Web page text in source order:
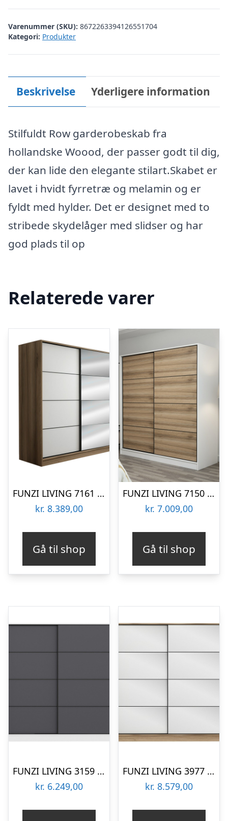
Varenummer (SKU): 8672263394126551704
Kategori: Produkter
Beskrivelse Yderligere information
Stilfuldt Row garderobeskab fra
hollandske Woood, der passer godt til dig,
der kan lide den elegante stilart.Skabet er
lavet i hvidt fyrretræ og melamin og er
fyldt med hylder. Det er designet med to
stribede skydelåger med slidser og har
god plads til op
Relaterede varer
FUNZI LIVING 7161 garderobeskab, spejl, 2 skydelåger, 2 bøjlestænger, 2 skuffer – natur melamin
kr. 8.389,00
Gå til shop
FUNZI LIVING 7150 garderobeskab, 2 skydelåger, 2 bøjlestænger, 2 skuffer – hvid melamin
kr. 7.009,00
Gå til shop
FUNZI LIVING 3159 garderobeskab, 2 skydelåger, 2 bøjlestænger, 2 skuffer – hvid/antracitgrå melamin
kr. 6.249,00
FUNZI LIVING 3977 garderobeskab, spejl, 2 skydelåger, 2 bøjlestænger, 2 skuffer – natur melamin
kr. 8.579,00